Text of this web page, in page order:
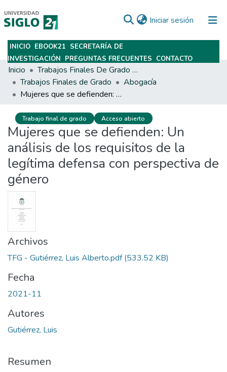
Iniciar sesión (current)
Subir
INICIO EBOOK21 SECRETARÍA DE
INVESTIGACIÓN PREGUNTAS FRECUENTES CONTACTO
Inicio
Trabajos Finales De Grado Y Posgrado
Trabajos Finales de Grado
Abogacía
Mujeres que se defienden: Un análisis de los requisitos de la legítima defensa con perspectiva de género
Trabajo final de grado Acceso abierto
Mujeres que se defienden: Un
análisis de los requisitos de la
legítima defensa con perspectiva de
género
Archivos
TFG - Gutiérrez, Luis Alberto.pdf(533.52 KB)
Fecha
2021-11
Autores
Gutiérrez, Luis
Resumen